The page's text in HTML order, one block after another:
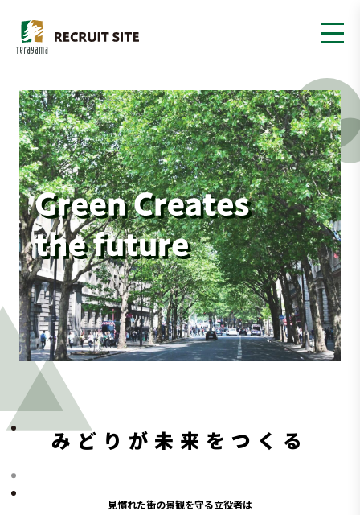
みどりが未来をつくる
見慣れた街の景観を守る立役者は